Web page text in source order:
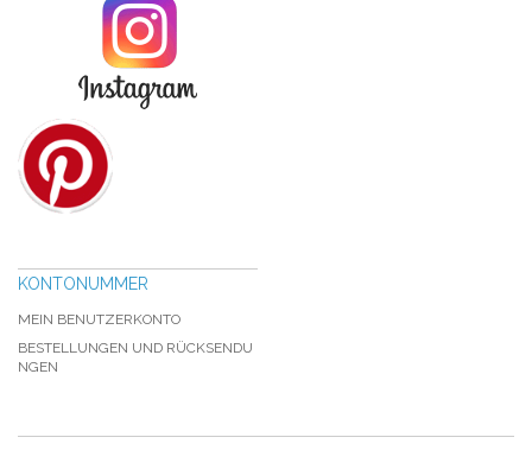
KONTONUMMER
MEIN BENUTZERKONTO
BESTELLUNGEN UND RÜCKSENDU
NGEN